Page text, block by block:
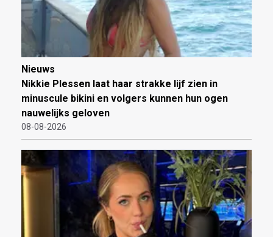
Nieuws
Nikkie Plessen laat haar strakke lijf zien in
minuscule bikini en volgers kunnen hun ogen
nauwelijks geloven
08-08-2026